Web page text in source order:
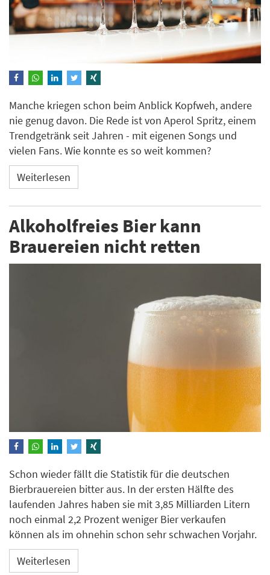
Manche kriegen schon beim Anblick Kopfweh, andere
nie genug davon. Die Rede ist von Aperol Spritz, einem
Trendgetränk seit Jahren - mit eigenen Songs und
vielen Fans. Wie konnte es so weit kommen?
Weiterlesen
Alkoholfreies Bier kann
Brauereien nicht retten
Schon wieder fällt die Statistik für die deutschen
Bierbrauereien bitter aus. In der ersten Hälfte des
laufenden Jahres haben sie mit 3,85 Milliarden Litern
noch einmal 2,2 Prozent weniger Bier verkaufen
können als im ohnehin schon sehr schwachen Vorjahr.
Weiterlesen